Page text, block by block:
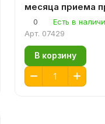
месяца приема при
аллергии,
предотвращает
нагноение ран
0
Есть в
Арт. 07429
В корзину